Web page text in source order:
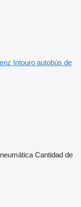
Intouro autobús de
Cantidad de